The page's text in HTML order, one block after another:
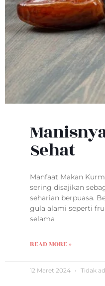
Sehat
Manfaat Makan
sering disajikan
seharian berpuasa.
gula alami seperti
selama
READ MORE »
12 Maret 2024 Tidak